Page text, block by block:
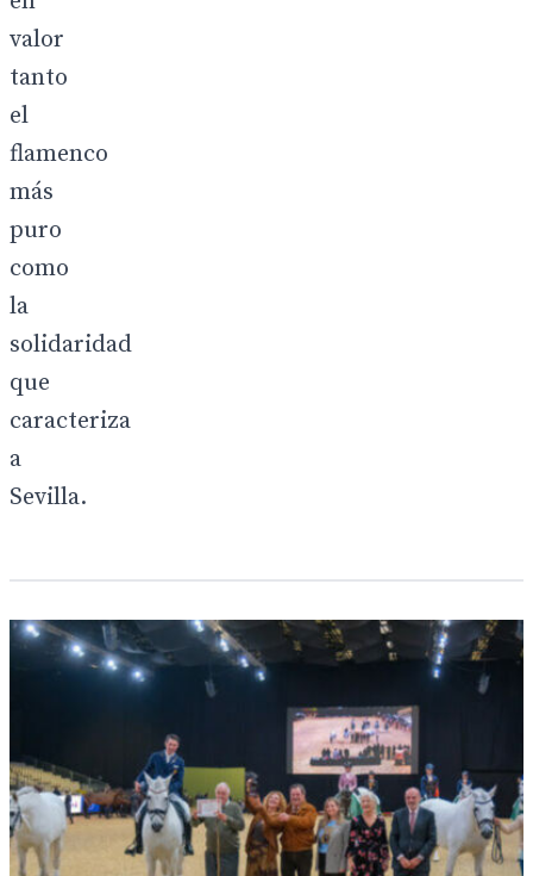
valor
tanto
el
flamenco
más
puro
como
la
solidaridad
que
caracteriza
a
Sevilla.